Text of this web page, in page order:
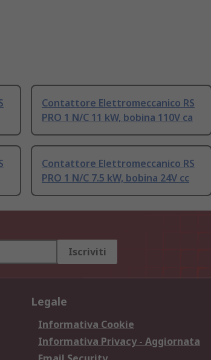
Contattore Elettromeccanico RS
PRO 1 N/C 11 kW, bobina 110V ca
Contattore Elettromeccanico RS
PRO 1 N/C 7.5 kW, bobina 24V cc
Iscriviti
Legale
Informativa Cookie
Informativa Privacy - Aggiornata